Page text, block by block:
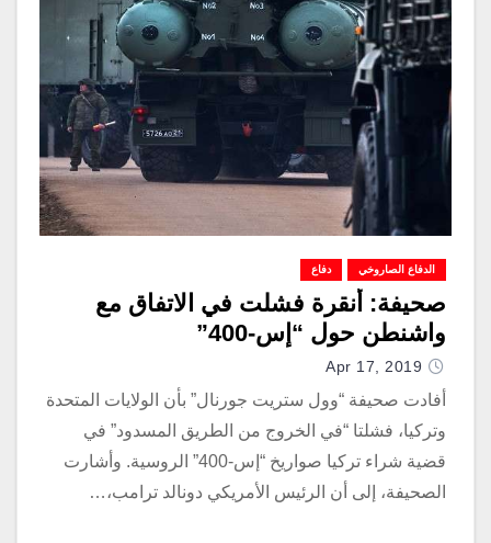
الدفاع الصاروخي دفاع
صحيفة: أنقرة فشلت في الاتفاق مع
واشنطن حول “إس-400”
Apr 17, 2019
أفادت صحيفة “وول ستريت جورنال” بأن الولايات المتحدة
وتركيا، فشلتا “في الخروج من الطريق المسدود” في
قضية شراء تركيا صواريخ “إس-400” الروسية. وأشارت
الصحيفة، إلى أن الرئيس الأمريكي دونالد ترامب،…